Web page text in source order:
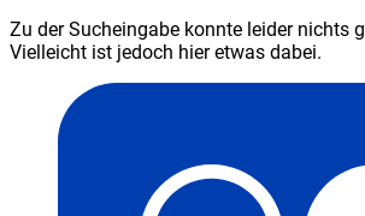
Zu der Sucheingabe konnte leider nichts
Vielleicht ist jedoch hier etwas dabei.